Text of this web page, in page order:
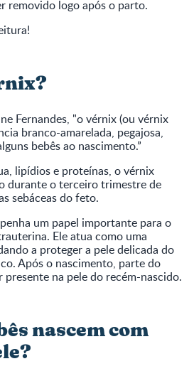
removido logo após o parto.
Fernandes, "o vérnix (ou vérnix
branco-amarelada, pegajosa,
bebês ao nascimento.”
lipídios e proteínas, o vérnix
durante o terceiro trimestre de
sebáceas do feto.
um papel importante para o
Ele atua como uma
a proteger a pele delicada do
Após o nascimento, parte do
na pele do recém-nascido.
nascem com